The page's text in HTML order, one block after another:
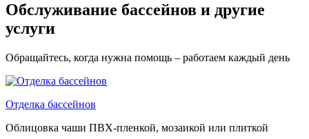
Обслуживание бассейнов и другие
услуги
Обращайтесь, когда нужна помощь – работаем каждый день
Отделка бассейнов
Облицовка чаши ПВХ-пленкой, мозаикой или плиткой